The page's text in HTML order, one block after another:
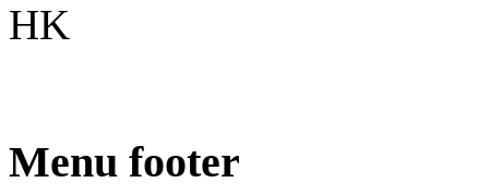
HK
Menu footer